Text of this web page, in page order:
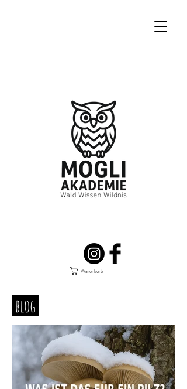
Warenkorb
blog